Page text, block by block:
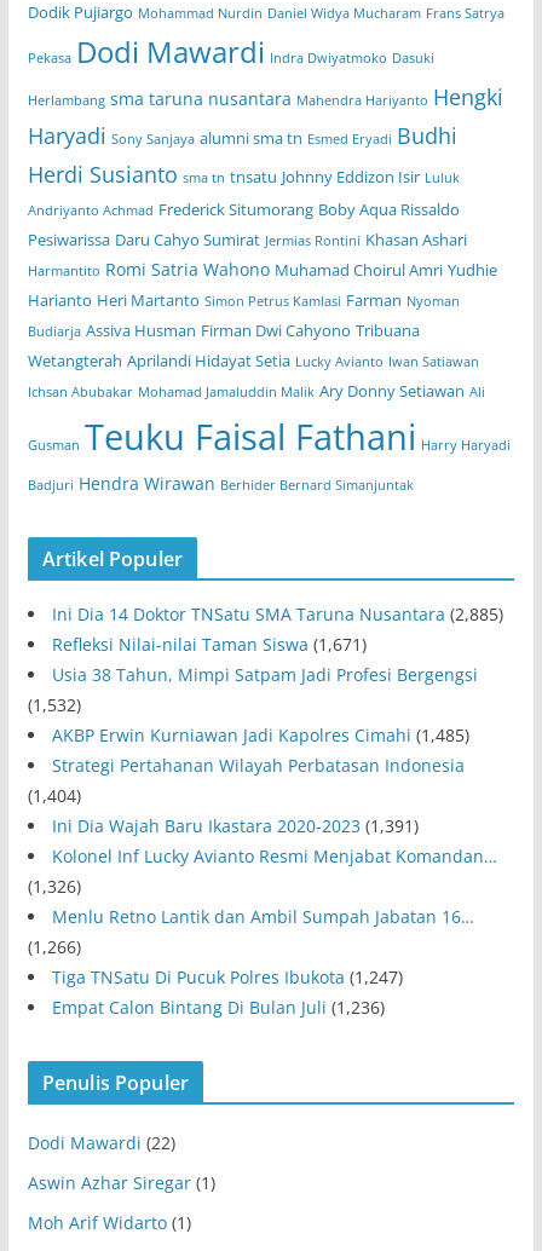
Dodik Pujiargo Mohammad Nurdin Daniel Widya Mucharam Frans Satrya
Pekasa Dodi Mawardi Indra Dwiyatmoko Dasuki
Herlambang sma taruna nusantara Mahendra Hariyanto Hengki
Haryadi Sony Sanjaya alumni sma tn Esmed Eryadi Budhi
Herdi Susianto sma tn tnsatu Johnny Eddizon Isir Luluk
Andriyanto Achmad Frederick Situmorang Boby Aqua Rissaldo
Pesiwarissa Daru Cahyo Sumirat Jermias Rontini Khasan Ashari
Harmantito Romi Satria Wahono Muhamad Choirul Amri Yudhie
Harianto Heri Martanto Simon Petrus Kamlasi Farman Nyoman
Budiarja Assiva Husman Firman Dwi Cahyono Tribuana
Wetangterah Aprilandi Hidayat Setia Lucky Avianto Iwan Satiawan
Ichsan Abubakar Mohamad Jamaluddin Malik Ary Donny Setiawan Ali
Gusman Teuku Faisal Fathani Harry Haryadi
Badjuri Hendra Wirawan Berhider Bernard Simanjuntak
Artikel Populer
Ini Dia 14 Doktor TNSatu SMA Taruna Nusantara (2,885)
Refleksi Nilai-nilai Taman Siswa (1,671)
Usia 38 Tahun, Mimpi Satpam Jadi Profesi Bergengsi
(1,532)
AKBP Erwin Kurniawan Jadi Kapolres Cimahi (1,485)
Strategi Pertahanan Wilayah Perbatasan Indonesia
(1,404)
Ini Dia Wajah Baru Ikastara 2020-2023 (1,391)
Kolonel Inf Lucky Avianto Resmi Menjabat Komandan…
(1,326)
Menlu Retno Lantik dan Ambil Sumpah Jabatan 16…
(1,266)
Tiga TNSatu Di Pucuk Polres Ibukota (1,247)
Empat Calon Bintang Di Bulan Juli (1,236)
Penulis Populer
Dodi Mawardi (22)
Aswin Azhar Siregar(1)
Moh Arif Widarto(1)